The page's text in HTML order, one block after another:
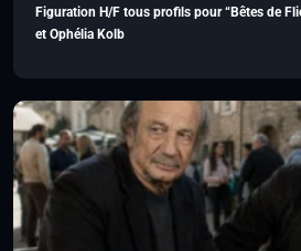
Figuration H/F tous profils pour “Bêtes de
et Ophélia Kolb